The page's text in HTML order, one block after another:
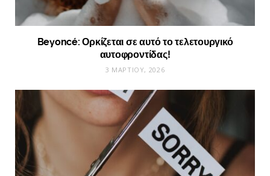
Beyoncé: Ορκίζεται σε αυτό το τελετουργικό
αυτοφροντίδας!
3 ΜΑΡΤΊΟΥ, 2026